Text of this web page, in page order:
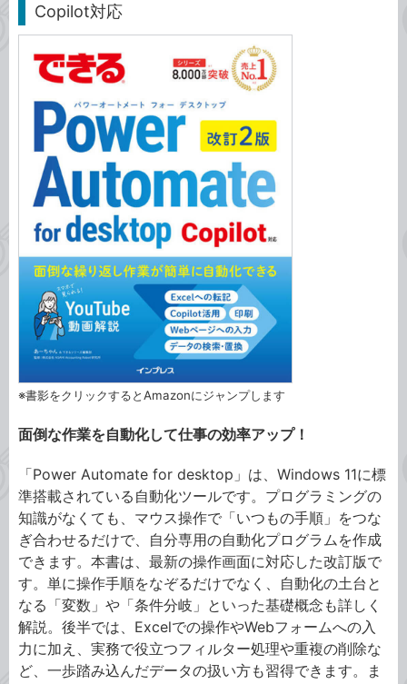
Copilot対応
※書影をクリックするとAmazonにジャンプします
面倒な作業を自動化して仕事の効率アップ！
「Power Automate for desktop」は、Windows 11に標
準搭載されている自動化ツールです。プログラミングの
知識がなくても、マウス操作で「いつもの手順」をつな
ぎ合わせるだけで、自分専用の自動化プログラムを作成
できます。本書は、最新の操作画面に対応した改訂版で
す。単に操作手順をなぞるだけでなく、自動化の土台と
なる「変数」や「条件分岐」といった基礎概念も詳しく
解説。後半では、Excelでの操作やWebフォームへの入
力に加え、実務で役立つフィルター処理や重複の削除な
ど、一歩踏み込んだデータの扱い方も習得できます。ま